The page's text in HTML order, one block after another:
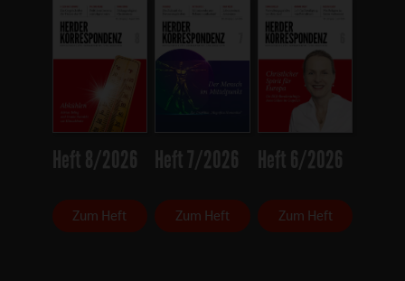
Heft 8/2026
Zum Heft
Heft 7/2026
Zum Heft
Heft 6/2026
Zum Heft